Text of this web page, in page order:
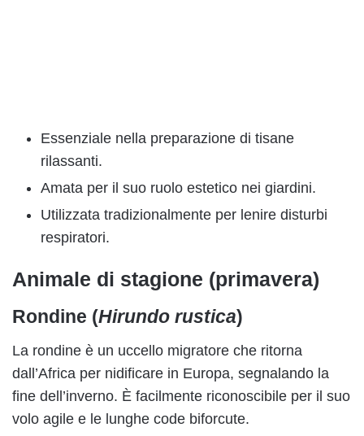
Essenziale nella preparazione di tisane
rilassanti.
Amata per il suo ruolo estetico nei giardini.
Utilizzata tradizionalmente per lenire disturbi
respiratori.
Animale di stagione (primavera)
Rondine (Hirundo rustica)
La rondine è un uccello migratore che ritorna
dall’Africa per nidificare in Europa, segnalando la
fine dell’inverno. È facilmente riconoscibile per il suo
volo agile e le lunghe code biforcute.